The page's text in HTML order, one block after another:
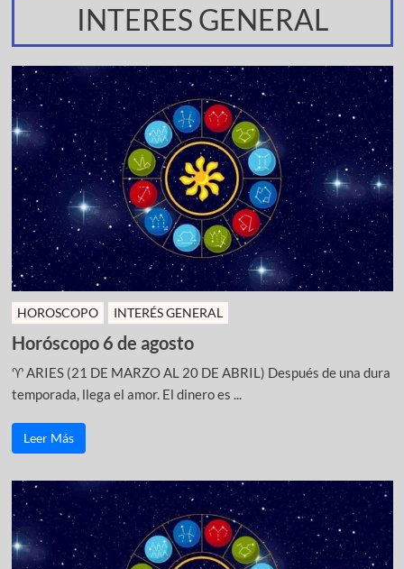
INTERES GENERAL
HOROSCOPO INTERÉS GENERAL
Horóscopo 6 de agosto
♈ ARIES (21 DE MARZO AL 20 DE ABRIL) Después de una dura
temporada, llega el amor. El dinero es ...
Leer Más